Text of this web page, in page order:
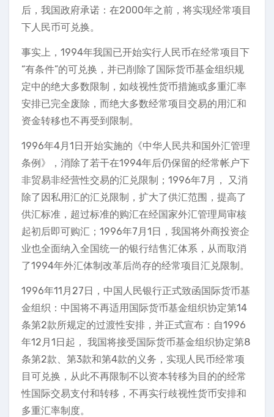
后，我国政府承诺：在2000年之前，将实现经常项目
下人民币可兑换。
事实上，1994年我国已开始实行人民币在经常项目下
“有条件”的可兑换，并已削除了国际货币基金组织规
定中的绝大多数限制，如歧视性货币措施或多重汇率
安排已完全废除，而绝大多数经常项目交易的用汇和
资金转移也不再受到限制。
1996年4月1日开始实施的《中华人民共和国外汇管理
条例》，消除了若干在1994年后仍保留的经常帐户下
非贸易非经营性交易的汇兑限制；1996年7月， 又消
除了因私用汇的汇兑限制，扩大了供汇范围，提高了
供汇标准，超过标准的购汇在经国家外汇管理局审核
起初后即可购汇；1996年7月1日，我国将外商投资企
业也全面纳入全国统一的银行结售汇体系，从而取消
了1994年外汇体制改革后尚存的经常项目汇兑限制。
1996年11月27日，中国人民银行正式致函国际货币基
金组织：中国将不再适用国际货币基金组织协定第14
条第2款所规定的过渡性安排，并正式宣布：自1996
年12月1日起， 我国将接受国际货币基金组织协定第8
条第2款、第3款和第4款的义务，实现人民币经常项
目可兑换，从此不再限制不以资本转移为目的的经常
性国际交易支付和转移，不再实行歧视性货币安排和
多重汇率制度。